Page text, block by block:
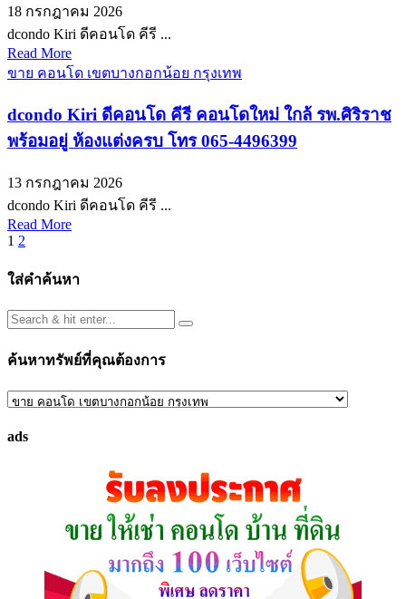
18 กรกฎาคม 2026
dcondo Kiri ดีคอนโด คีรี ...
Read More
ขาย คอนโด เขตบางกอกน้อย กรุงเทพ
dcondo Kiri ดีคอนโด คีรี คอนโดใหม่ ใกล้ รพ.ศิริราช
พร้อมอยู่ ห้องแต่งครบ โทร 065-4496399
13 กรกฎาคม 2026
dcondo Kiri ดีคอนโด คีรี ...
Read More
Posts
pagination
1 2
ใส่คำค้นหา
ค้นหาทรัพย์ที่คุณต้องการ
ค้นหา
ที่
ads